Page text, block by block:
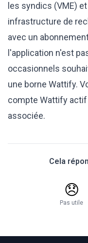
les syndics (VME)
infrastructure de
avec un
l'application n'est
occasionnels
une borne Wattify.
compte Wattify
associée.
Cela
😞
Pas utile